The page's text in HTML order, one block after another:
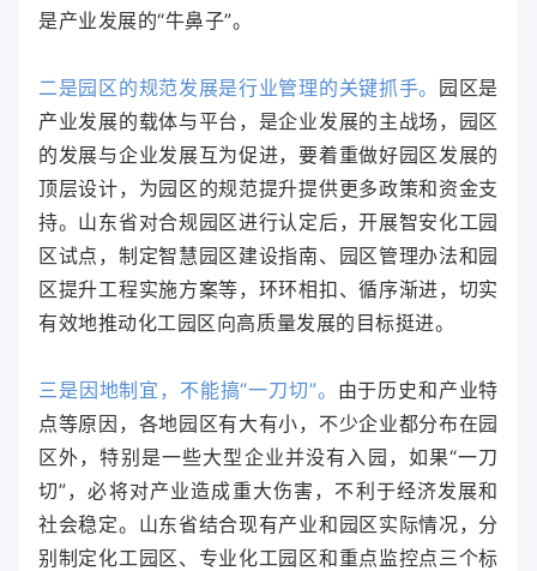
是产业发展的“牛鼻子”。
二是园区的规范发展是行业管理的关键抓手。 园区是
产业发展的载体与平台，是企业发展的主战场，园区
的发展与企业发展互为促进，要着重做好园区发展的
顶层设计，为园区的规范提升提供更多政策和资金支
持。山东省对合规园区进行认定后，开展智安化工园
区试点，制定智慧园区建设指南、园区管理办法和园
区提升工程实施方案等，环环相扣、循序渐进，切实
有效地推动化工园区向高质量发展的目标挺进。
三是因地制宜，不能搞“一刀切”。 由于历史和产业特
点等原因，各地园区有大有小，不少企业都分布在园
区外，特别是一些大型企业并没有入园，如果“一刀
切”，必将对产业造成重大伤害，不利于经济发展和
社会稳定。山东省结合现有产业和园区实际情况，分
别制定化工园区、专业化工园区和重点监控点三个标